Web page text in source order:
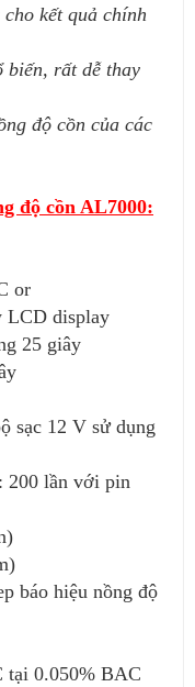
kết quả chính
rất dễ thay
độ cồn của các
độ cồn AL7000:
or
display
25 giây
sạc 12 V sử dụng
200 lần với pin
báo hiệu nồng độ
0.050% BAC